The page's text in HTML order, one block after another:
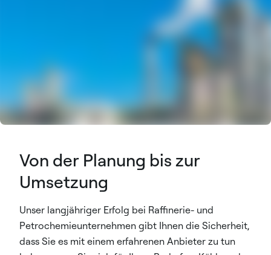
Von der Planung bis zur
Umsetzung
Unser langjähriger Erfolg bei Raffinerie- und
Petrochemieunternehmen gibt Ihnen die Sicherheit,
dass Sie es mit einem erfahrenen Anbieter zu tun